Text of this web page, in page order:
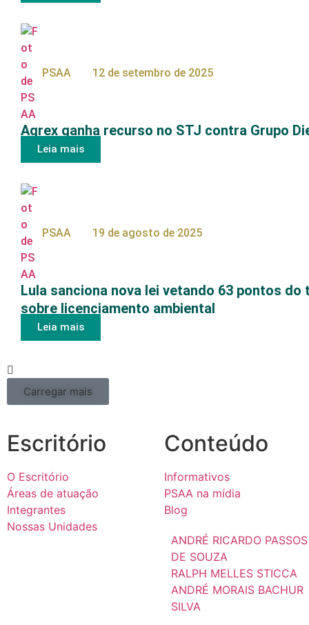
PSAA 12 de setembro de 2025
Agrex ganha recurso no STJ contra Grupo
Leia mais
PSAA 19 de agosto de 2025
Lula sanciona nova lei vetando 63 pontos do
sobre licenciamento ambiental
Leia mais
Carregar mais
Escritório
O Escritório
Áreas de atuação
Integrantes
Nossas Unidades
Conteúdo
Informativos
PSAA na mídia
Blog
ANDRÉ RICARDO PASSOS
DE SOUZA
RALPH MELLES STICCA
ANDRÉ MORAIS BACHUR
SILVA